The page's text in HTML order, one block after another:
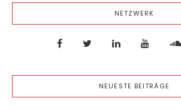
NETZWERK
NEUESTE BEITRÄGE